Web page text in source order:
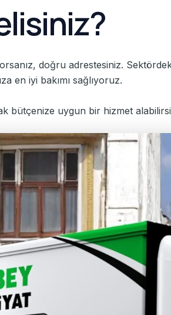
doğru adrestesiniz.
en iyi bakımı sağlıyoruz.
bütçenize uygun bir hizmet